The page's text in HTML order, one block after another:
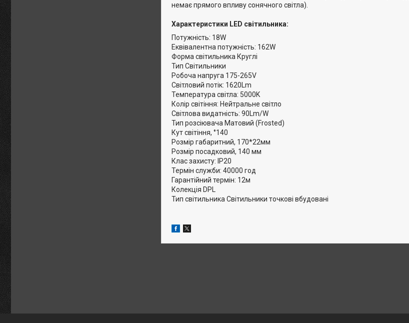
немає прямого впливу сонячного світла).
Характеристики LED світильника:
Потужність: 18W
Еквівалентна потужність: 162W
Форма світильника Круглі
Тип Світильники
Робоча напруга 175-265V
Світловий потік: 1620Lm
Температура світла: 5000K
Колір світіння: Нейтральне світло
Світлова видатність: 90Lm/W
Тип розсіювача Матовий (Frosted)
Кут світіння, °140
Розмір габаритний, 170*22мм
Розмір посадковий, 140 мм
Клас захисту: IP20
Термін служби: 40000 год
Гарантійний термін: 12м
Колекція DPL
Тип світильника Світильники точкові вбудовані